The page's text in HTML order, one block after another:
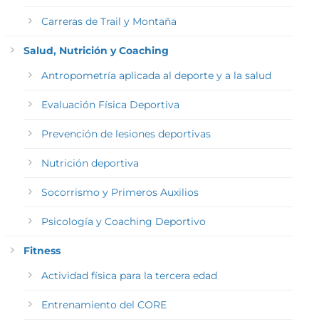
Carreras de Trail y Montaña
Salud, Nutrición y Coaching
Antropometría aplicada al deporte y a la salud
Evaluación Física Deportiva
Prevención de lesiones deportivas
Nutrición deportiva
Socorrismo y Primeros Auxilios
Psicología y Coaching Deportivo
Fitness
Actividad física para la tercera edad
Entrenamiento del CORE